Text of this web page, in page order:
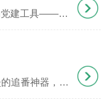
同价位的内容套
档解锁高清原图，
单篇作品也能单独
最近发现一款挺不错的党建工具——党建云平台APP，身边不少党员朋友都在用。这款应用把传统党务工作搬到了手机上，开会签到、党费缴纳这些琐事动动手指就能搞定，特别适合现在快节奏的工作生活。最实用的是学习板块，等车吃饭的空档就能刷几道党建
最近发现一款叫mi动漫的追番神器，简直是我们动漫党的福音。点开就能看，不用注册也不用看烦人广告，画质还特别清晰。我最喜欢它的分类功能，找番剧特别方便，国漫日漫都能一键筛选。晚上窝在被窝里缓存几集，第二天坐地铁就能接着看。这软件用着特